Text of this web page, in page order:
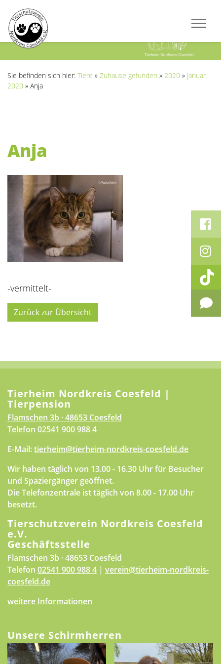
Sie befinden sich hier: Tiere » Zuhause gefunden » 2020 » Januar
2020 » Anja
Anja
-vermittelt-
Zurück zur Übersicht
Tierheim Nordkreis Coesfeld |
Tierpension
Flamschen 3b · 48653 Coesfeld
Telefon 02541 900 988 4
E-Mail:tierheim@tierheim-nordkreis-coesfeld.de
Wir haben täglich von 13.00 - 16.30 Uhr für Besucher
und Spaziergänger geöffnet.
Die Telefonzentrale ist täglich von 8.00 - 17.00 Uhr
besetzt.
Tierschutzverein Nordkreis Coesfeld
e.V.
Geschäftsstelle
Flamschen 3b · 48653 Coesfeld
Telefon 02541 900 988 4 | verein@tierheim-nordkreis-
coesfeld.de
weitere Informationen
Unsere Schirmherren